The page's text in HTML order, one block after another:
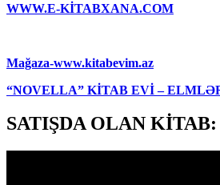
WWW.E-KİTABXANA.COM
Mağaza-www.kitabevim.az
“NOVELLA” KİTAB EVİ –
SATIŞDA OLAN KİTAB: